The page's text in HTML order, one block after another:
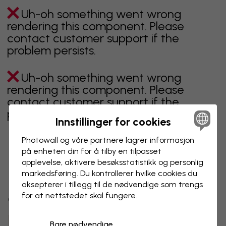
Uh-oh something went wrong
rendering this component. Please
contact customer support if the
problem persists.
Uh-oh something went wrong
rendering this component. Please
contact customer support if the
problem persists.
Viser side 1 av 1 sider
Oppdag fleire kategoriar
Innstillinger for cookies
Photowall og våre partnere lagrer informasjon
på enheten din for å tilby en tilpasset
opplevelse, aktivere besøks­statistikk og personlig
markedsføring. Du kontrollerer hvilke cookies du
aksepterer i tillegg til de nødvendige som trengs
for at nettstedet skal fungere.